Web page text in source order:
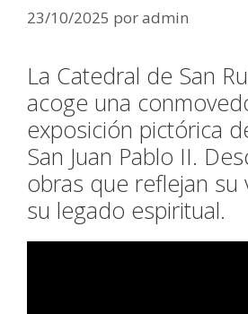
23/10/2025 poradmin
La Catedral de San
acoge una
exposición pictórica
San Juan Pablo II.
obras que reflejan su
su legado espiritual.